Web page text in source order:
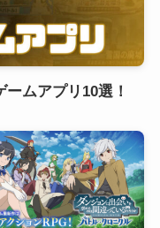
ームアプリ10選！